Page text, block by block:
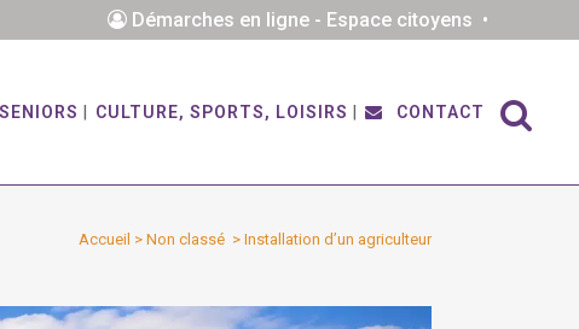
Démarches en ligne - Espace citoyens •
CULTURE, SPORTS, LOISIRS CONTACT
Accueil > Non classé > Installation d’un agriculteur